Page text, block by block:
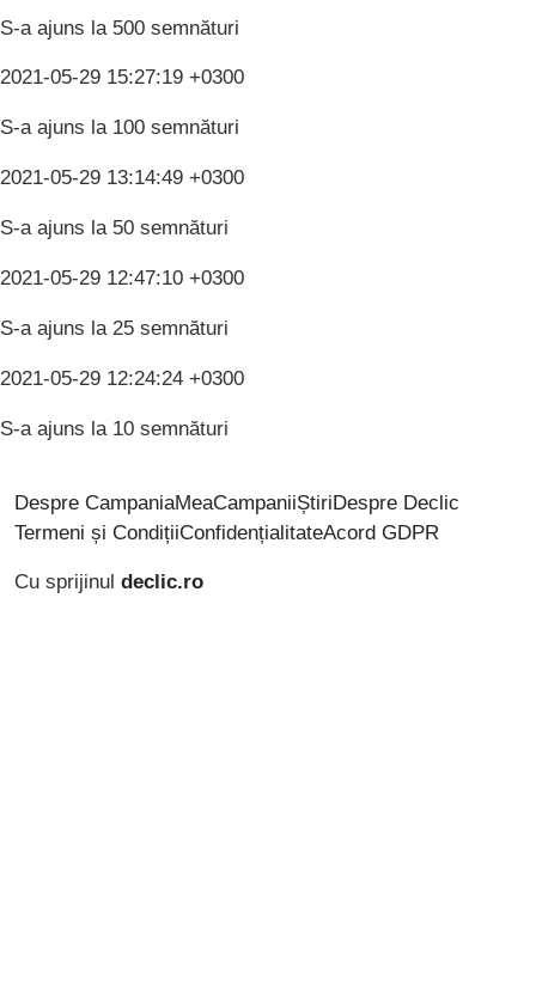
S-a ajuns la 500 semnături
2021-05-29 15:27:19 +0300
S-a ajuns la 100 semnături
2021-05-29 13:14:49 +0300
S-a ajuns la 50 semnături
2021-05-29 12:47:10 +0300
S-a ajuns la 25 semnături
2021-05-29 12:24:24 +0300
S-a ajuns la 10 semnături
Despre CampaniaMeaCampaniiȘtiriDespre Declic
Termeni și CondițiiConfidențialitateAcord GDPR
Cu sprijinul declic.ro